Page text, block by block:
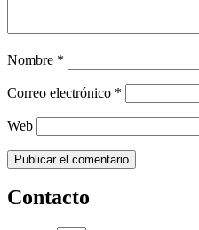
Nombre *
Correo electrónico *
Web
Contacto